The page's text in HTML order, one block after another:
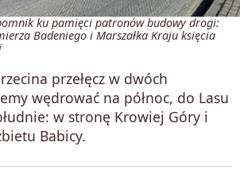
ku pamięci patronów budowy drogi:
Badeniego i Marszałka Kraju księcia
przełęcz w dwóch
wędrować na północ, do Lasu
w stronę Krowiej Góry i
Babicy.